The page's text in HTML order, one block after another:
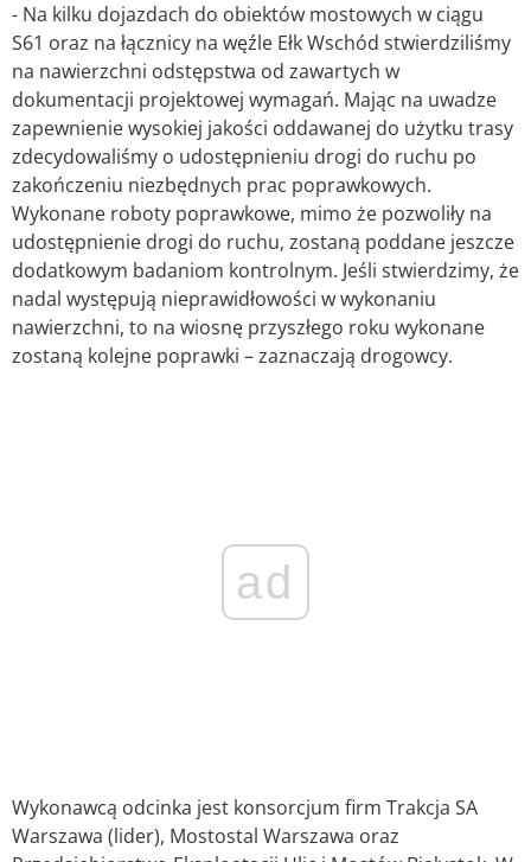
- Na kilku dojazdach do obiektów mostowych w ciągu
S61 oraz na łącznicy na węźle Ełk Wschód stwierdziliśmy
na nawierzchni odstępstwa od zawartych w
dokumentacji projektowej wymagań. Mając na uwadze
zapewnienie wysokiej jakości oddawanej do użytku trasy
zdecydowaliśmy o udostępnieniu drogi do ruchu po
zakończeniu niezbędnych prac poprawkowych.
Wykonane roboty poprawkowe, mimo że pozwoliły na
udostępnienie drogi do ruchu, zostaną poddane jeszcze
dodatkowym badaniom kontrolnym. Jeśli stwierdzimy, że
nadal występują nieprawidłowości w wykonaniu
nawierzchni, to na wiosnę przyszłego roku wykonane
zostaną kolejne poprawki – zaznaczają drogowcy.
ad
Wykonawcą odcinka jest konsorcjum firm Trakcja SA
Warszawa (lider), Mostostal Warszawa oraz